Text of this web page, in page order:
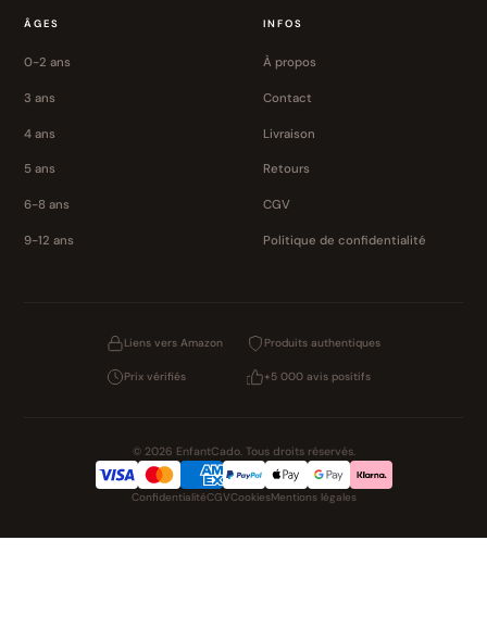
ÂGES
0-2 ans
3 ans
4 ans
5 ans
6-8 ans
9-12 ans
INFOS
À propos
Contact
Livraison
Retours
CGV
Politique de confidentialité
Liens vers Amazon Produits authentiques
Prix vérifiés +5 000 avis positifs
© 2026 EnfantCado. Tous droits réservés.
ConfidentialitéCGVCookiesMentions légales